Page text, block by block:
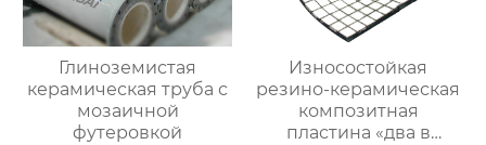
Глиноземистая
керамическая труба с
мозаичной
футеровкой
Износостойкая
резино-керамическая
композитная
пластина «два в